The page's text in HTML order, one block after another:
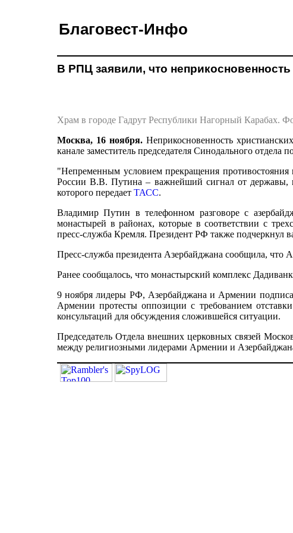
Благовест-Инфо
В РПЦ заявили, что
Храм в городе Гадрут Республики Нагорный Карабах.
Москва, 16 ноября. Неприкосновенность
канале заместитель председателя Синодального
"Непременным условием прекращения противостояния
России В.В. Путина – важнейший сигнал от державы,
которого передает ТАСС.
Владимир Путин в телефонном разговоре с
монастырей в районах, которые в соответствии с
пресс-служба Кремля. Президент РФ также подчеркнул
Пресс-служба президента Азербайджана сообщила, что
Ранее сообщалось, что монастырский комплекс
9 ноября лидеры РФ, Азербайджана и Армении
Армении протесты оппозиции с требованием
консультаций для обсуждения сложившейся ситуации.
Председатель Отдела внешних церковных связей
между религиозными лидерами Армении и